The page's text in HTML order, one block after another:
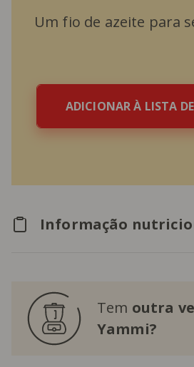
Um fio de azeite para
ADICIONAR À LISTA
Informação
Tem outra
Yammi?